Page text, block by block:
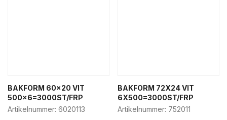
BAKFORM 60×20 VIT
500×6=3000ST/FRP
Artikelnummer: 6020113
BAKFORM 72X24 VIT
6X500=3000ST/FRP
Artikelnummer: 752011